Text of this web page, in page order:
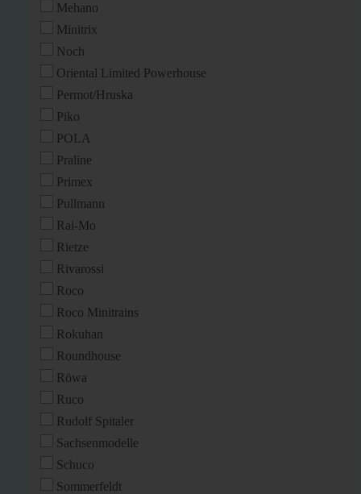
Mehano
Minitrix
Noch
Oriental Limited Powerhouse
Permot/Hruska
Piko
POLA
Praline
Primex
Pullmann
Rai-Mo
Rietze
Rivarossi
Roco
Roco Minitrains
Rokuhan
Roundhouse
Röwa
Ruco
Rudolf Spitaler
Sachsenmodelle
Schuco
Sommerfeldt